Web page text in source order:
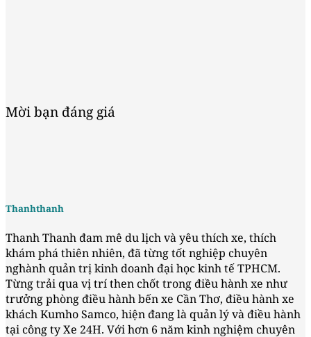
Mời bạn đáng giá
Thanhthanh
Thanh Thanh đam mê du lịch và yêu thích xe, thích
khám phá thiên nhiên, đã từng tốt nghiệp chuyên
nghành quản trị kinh doanh đại học kinh tế TPHCM.
Từng trải qua vị trí then chốt trong điều hành xe như
trưởng phòng điều hành bến xe Cần Thơ, điều hành xe
khách Kumho Samco, hiện đang là quản lý và điều hành
tại công ty Xe 24H. Với hơn 6 năm kinh nghiệm chuyên